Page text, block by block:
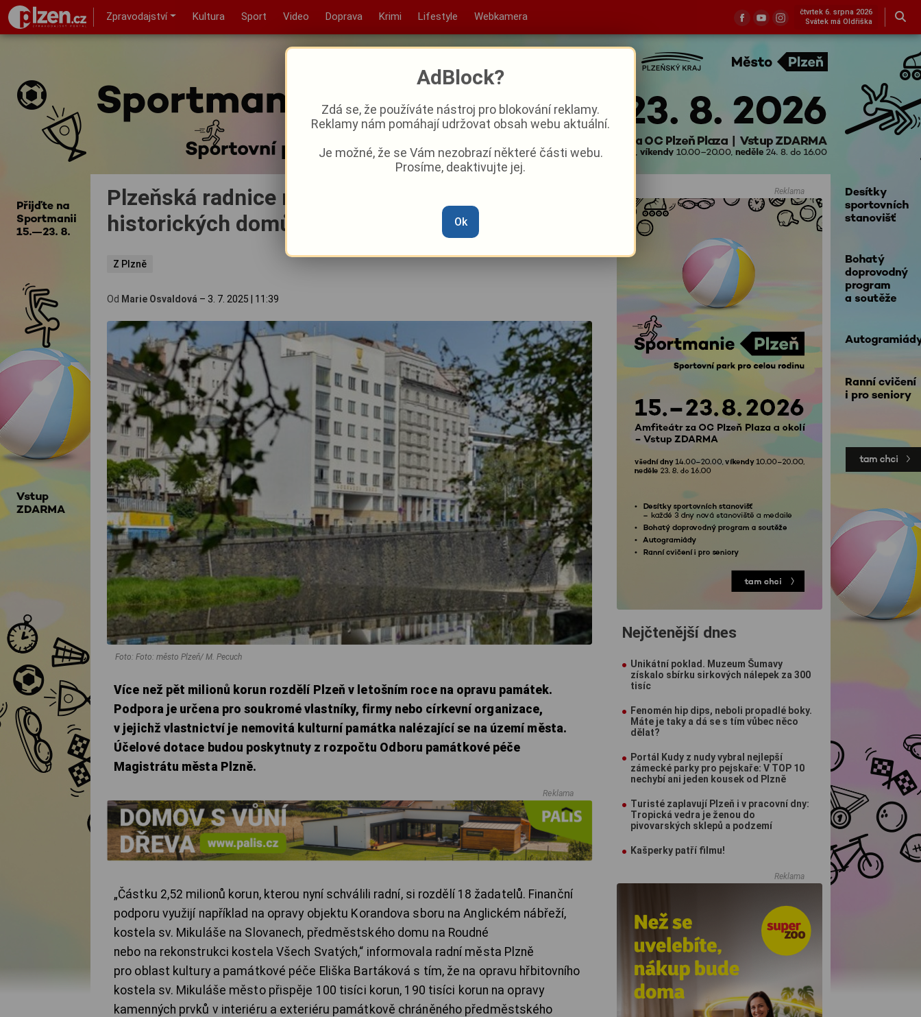
Zpravodajství Kultura Sport Video Doprava Krimi Lifestyle Webkamera
čtvrtek 6. srpna 2026
Svátek má Oldřiška
Plzeňská radnice rozdělí na opravy kostelů i
historických domů přes pět milionů korun
Z Plzně
Od Marie Osvaldová – 3. 7. 2025 11:39
Foto: Foto: město Plzeň/ M. Pecuch
Více než pět milionů korun rozdělí Plzeň v letošním roce na opravu památek.
Podpora je určena pro soukromé vlastníky, firmy nebo církevní organizace,
v jejichž vlastnictví je nemovitá kulturní památka nalézající se na území města.
Účelové dotace budou poskytnuty z rozpočtu Odboru památkové péče
Magistrátu města Plzně.
Reklama
„Částku 2,52 milionů korun, kterou nyní schválili radní, si rozdělí 18 žadatelů. Finanční
podporu využijí například na opravy objektu Korandova sboru na Anglickém nábřeží,
kostela sv. Mikuláše na Slovanech, předměstského domu na Roudné
nebo na rekonstrukci kostela Všech Svatých,“ informovala radní města Plzně
pro oblast kultury a památkové péče Eliška Bartáková s tím, že na opravu hřbitovního
kostela sv. Mikuláše město přispěje 100 tisíci korun, 190 tisíci korun na opravy
kamenných prvků v interiéru a exteriéru památkově chráněného předměstského
Reklama
Nejčtenější dnes
Unikátní poklad. Muzeum Šumavy
získalo sbírku sirkových nálepek za 300
tisíc
Fenomén hip dips, neboli propadlé boky.
Máte je taky a dá se s tím vůbec něco
dělat?
Portál Kudy z nudy vybral nejlepší
zámecké parky pro pejskaře: V TOP 10
nechybí ani jeden kousek od Plzně
Turisté zaplavují Plzeň i v pracovní dny:
Tropická vedra je ženou do
pivovarských sklepů a podzemí
Kašperky patří filmu!
Reklama
AdBlock?
Zdá se, že používáte nástroj pro blokování reklamy.
Reklamy nám pomáhají udržovat obsah webu aktuální.
Je možné, že se Vám nezobrazí některé části webu.
Prosíme, deaktivujte jej.
Ok